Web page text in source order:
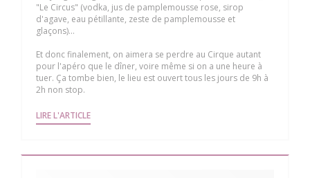
"Le Circus" (vodka, jus de pamplemousse rose, sirop
d'agave, eau pétillante, zeste de pamplemousse et
glaçons)...
Et donc finalement, on aimera se perdre au Cirque autant
pour l'apéro que le dîner, voire même si on a une heure à
tuer. Ça tombe bien, le lieu est ouvert tous les jours de 9h à
2h non stop.
LIRE L'ARTICLE((OUVRE UNE NOUVELLE FENÊTRE))